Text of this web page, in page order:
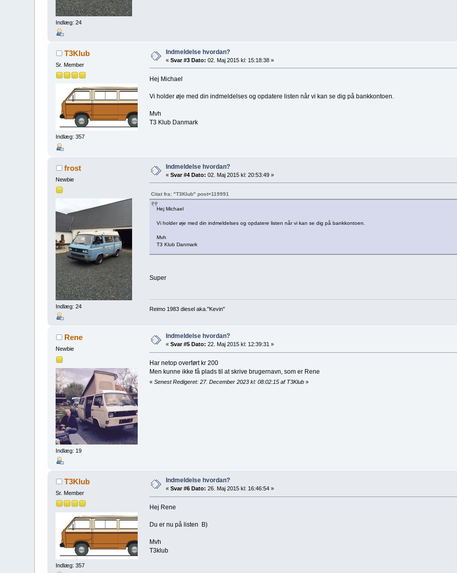
Indlæg: 24
T3Klub
Sr. Member
Indlæg: 357
Indmeldelse hvordan?
«Svar #3 Dato: 02. Maj 2015 kl: 15:18:38 »
Hej Michael
Vi holder øje med din indmeldelses og opdatere listen når vi kan se dig på bankkontoen.
Mvh
T3 Klub Danmark
frost
Newbie
Indlæg: 24
Indmeldelse hvordan?
«Svar #4 Dato: 02. Maj 2015 kl: 20:53:49 »
Citat fra: "T3Klub" post=119991
Hej Michael
Vi holder øje med din indmeldelses og opdatere listen når vi kan se dig på bankkontoen.
Mvh
T3 Klub Danmark
Super
Reimo 1983 diesel aka."Kevin"
Rene
Newbie
Indlæg: 19
Indmeldelse hvordan?
«Svar #5 Dato: 22. Maj 2015 kl: 12:39:31 »
Har netop overført kr 200
Men kunne ikke få plads til at skrive brugernavn, som er Rene
« Senest Redigeret: 27. December 2023 kl: 08:02:15 af T3Klub»
T3Klub
Sr. Member
Indlæg: 357
Indmeldelse hvordan?
«Svar #6 Dato: 26. Maj 2015 kl: 16:46:54 »
Hej Rene
Du er nu på listen B)
Mvh
T3klub